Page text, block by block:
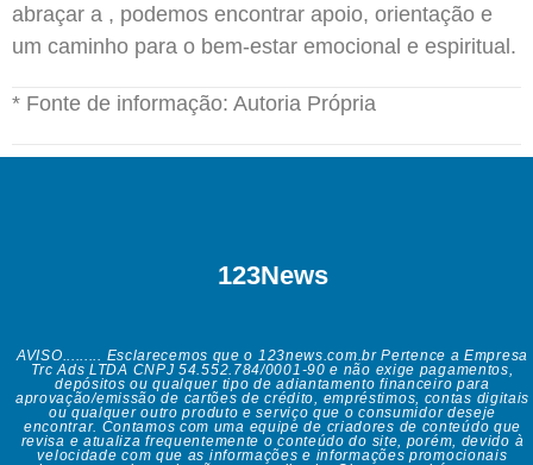
abraçar a , podemos encontrar apoio, orientação e
um caminho para o bem-estar emocional e espiritual.
* Fonte de informação: Autoria Própria
123News
AVISO......... Esclarecemos que o 123news.com.br Pertence a Empresa
Trc Ads LTDA CNPJ 54.552.784/0001-90 e não exige pagamentos,
depósitos ou qualquer tipo de adiantamento financeiro para
aprovação/emissão de cartões de crédito, empréstimos, contas digitais
ou qualquer outro produto e serviço que o consumidor deseje
encontrar. Contamos com uma equipe de criadores de conteúdo que
revisa e atualiza frequentemente o conteúdo do site, porém, devido à
velocidade com que as informações e informações promocionais